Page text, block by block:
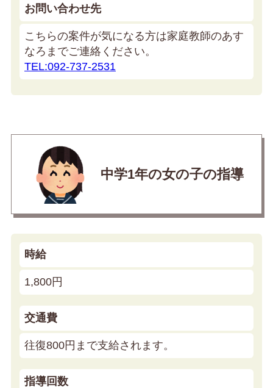
お問い合わせ先
こちらの案件が気になる方は家庭教師のあす
なろまでご連絡ください。
TEL:092-737-2531
中学1年の女の子の指導
時給
1,800円
交通費
往復800円まで支給されます。
指導回数